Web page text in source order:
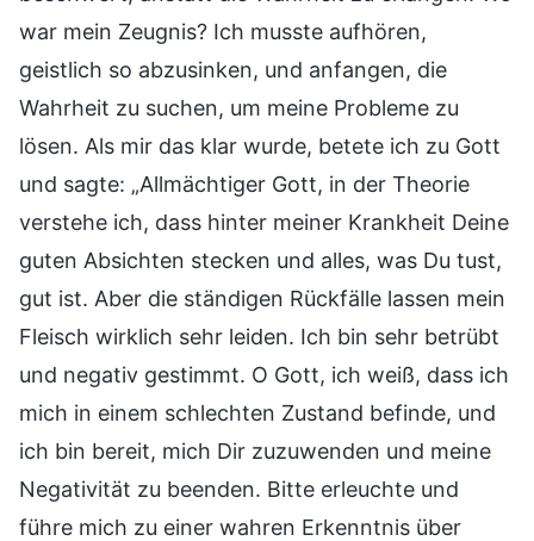
war mein Zeugnis? Ich musste aufhören,
geistlich so abzusinken, und anfangen, die
Wahrheit zu suchen, um meine Probleme zu
lösen. Als mir das klar wurde, betete ich zu Gott
und sagte: „Allmächtiger Gott, in der Theorie
verstehe ich, dass hinter meiner Krankheit Deine
guten Absichten stecken und alles, was Du tust,
gut ist. Aber die ständigen Rückfälle lassen mein
Fleisch wirklich sehr leiden. Ich bin sehr betrübt
und negativ gestimmt. O Gott, ich weiß, dass ich
mich in einem schlechten Zustand befinde, und
ich bin bereit, mich Dir zuzuwenden und meine
Negativität zu beenden. Bitte erleuchte und
führe mich zu einer wahren Erkenntnis über